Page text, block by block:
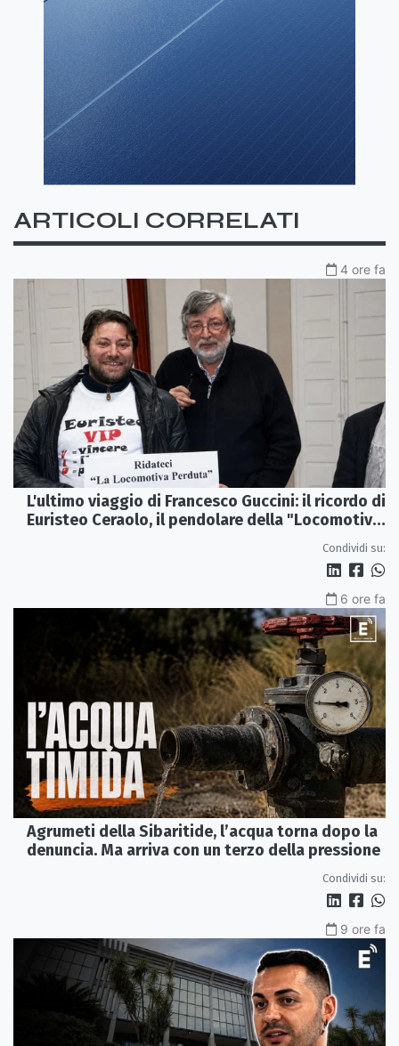
ARTICOLI CORRELATI
4 ore fa
L'ultimo viaggio di Francesco Guccini: il ricordo di
Euristeo Ceraolo, il pendolare della "Locomotiva
Condividi su:
6 ore fa
Agrumeti della Sibaritide, l’acqua torna dopo la
denuncia. Ma arriva con un terzo della pressione
Condividi su:
9 ore fa